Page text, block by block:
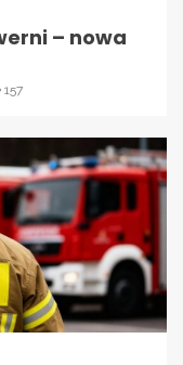
– nowa
157